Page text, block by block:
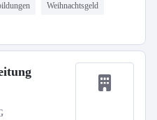
Weihnachtsgeld